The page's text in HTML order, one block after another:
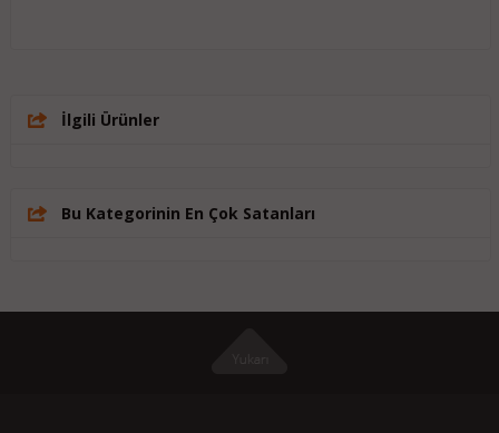
İlgili Ürünler
Bu Kategorinin En Çok Satanları